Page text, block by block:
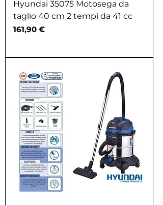
Hyundai 35075 Motosega da
taglio 40 cm 2 tempi da 41 cc
Prezzo
161,90 €